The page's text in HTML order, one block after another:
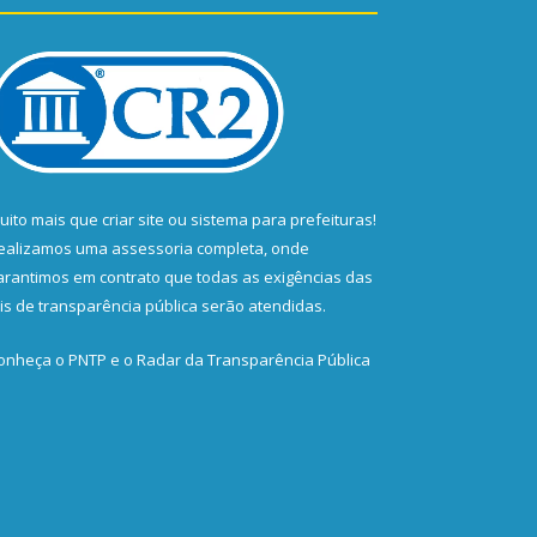
mais que criar site ou sistema para prefeituras!
uma assessoria completa, onde
em contrato que todas as exigências das
de transparência pública serão atendidas.
o PNTP e o Radar da Transparência Pública